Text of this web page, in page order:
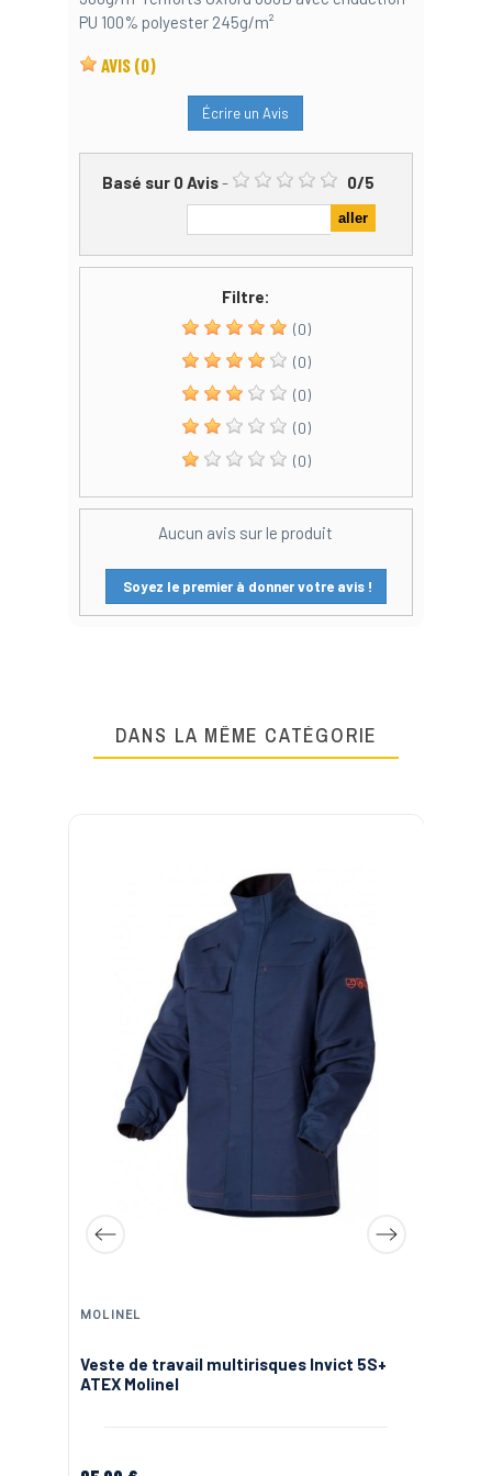
PU 100% polyester 245g/m²
AVIS (0)
Écrire un Avis
Basé sur 0Avis- 0/5
Filtre:
(0)
(0)
(0)
(0)
(0)
Aucun avis sur le produit
Soyez le premier à donner votre avis !
DANS LA MÊME CATÉGORIE
MOLINEL
Veste de travail multirisques Invict 5S+
ATEX Molinel